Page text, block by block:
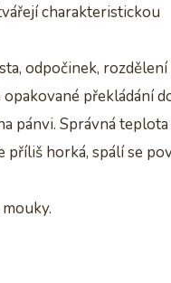
charakteristickou
odpočinek, rozdělení
překládání
pánvi. Správná teplota
příliš horká, spálí se